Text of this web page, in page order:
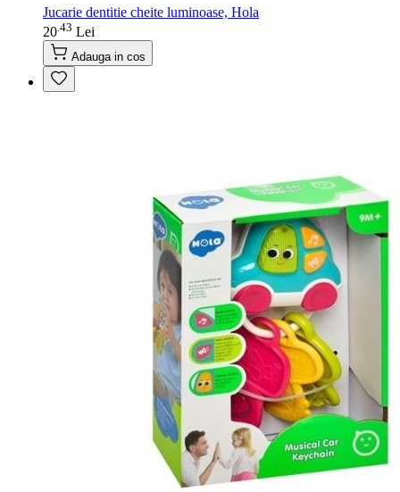
Jucarie dentitie cheite luminoase, Hola
20 43 Lei
Adauga in cos